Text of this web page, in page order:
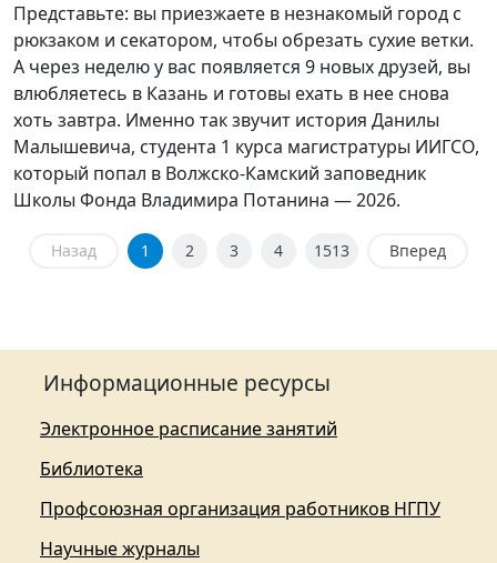
Представьте: вы приезжаете в незнакомый город с
рюкзаком и секатором, чтобы обрезать сухие ветки.
А через неделю у вас появляется 9 новых друзей, вы
влюбляетесь в Казань и готовы ехать в нее снова
хоть завтра. Именно так звучит история Данилы
Малышевича, студента 1 курса магистратуры ИИГСО,
который попал в Волжско-Камский заповедник
Школы Фонда Владимира Потанина — 2026.
Назад 1 2 3 4 1513 Вперед
Информационные ресурсы
Электронное расписание занятий
Библиотека
Профсоюзная организация работников НГПУ
Научные журналы